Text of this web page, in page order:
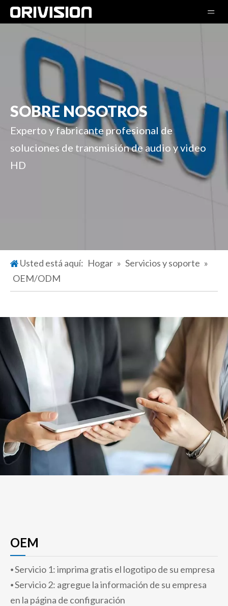
SOBRE NOSOTROS
Experto y fabricante profesional de
soluciones de transmisión de audio y video
HD
Usted está aquí: Hogar » Servicios y soporte »
OEM/ODM
OEM
⦁ Servicio 1: imprima gratis el logotipo de su empresa
⦁ Servicio 2: agregue la información de su empresa
en la página de configuración